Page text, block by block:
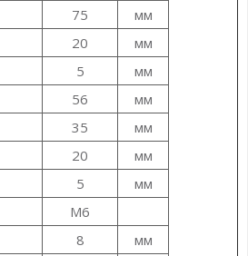
75
мм
20
мм
5
мм
56
мм
35
мм
20
мм
5
мм
M6
8
мм